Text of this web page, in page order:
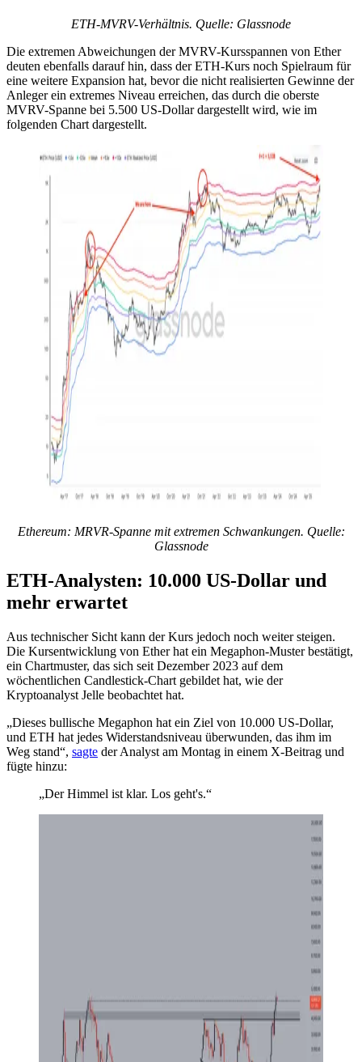
ETH-MVRV-Verhältnis. Quelle: Glassnode
Die extremen Abweichungen der MVRV-Kursspannen von Ether
deuten ebenfalls darauf hin, dass der ETH-Kurs noch Spielraum für
eine weitere Expansion hat, bevor die nicht realisierten Gewinne der
Anleger ein extremes Niveau erreichen, das durch die oberste
MVRV-Spanne bei 5.500 US-Dollar dargestellt wird, wie im
folgenden Chart dargestellt.
Ethereum: MRVR-Spanne mit extremen Schwankungen. Quelle:
Glassnode
ETH-Analysten: 10.000 US-Dollar und
mehr erwartet
Aus technischer Sicht kann der Kurs jedoch noch weiter steigen.
Die Kursentwicklung von Ether hat ein Megaphon-Muster bestätigt,
ein Chartmuster, das sich seit Dezember 2023 auf dem
wöchentlichen Candlestick-Chart gebildet hat, wie der
Kryptoanalyst Jelle beobachtet hat.
„Dieses bullische Megaphon hat ein Ziel von 10.000 US-Dollar,
und ETH hat jedes Widerstandsniveau überwunden, das ihm im
Weg stand“, sagte der Analyst am Montag in einem X-Beitrag und
fügte hinzu:
„Der Himmel ist klar. Los geht's.“